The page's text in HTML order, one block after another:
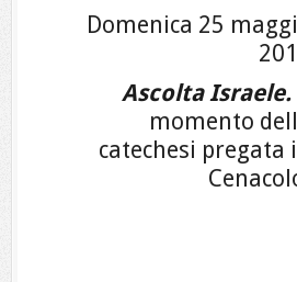
Domenica 25
Ascolta Israele.
momento
catechesi pregata